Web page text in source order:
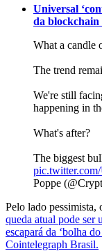
Universal
da
What a candle
The trend
We're still
happening in
What's after?
The biggest
Poppe
Pelo lado pessimista,
queda atual pode ser
escapará da ‘bolha
Cointelegraph Brasil.